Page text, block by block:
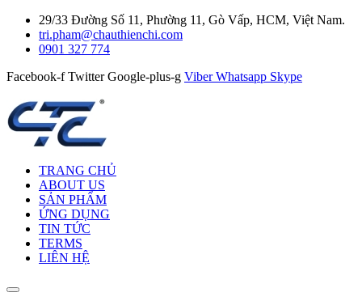
29/33 Đường Số 11, Phường 11, Gò Vấp, HCM, Việt Nam.
tri.pham@chauthienchi.com
0901 327 774
Facebook-f Twitter Google-plus-g Viber Whatsapp Skype
TRANG CHỦ
ABOUT US
SẢN PHẨM
ỨNG DỤNG
TIN TỨC
TERMS
LIÊN HỆ